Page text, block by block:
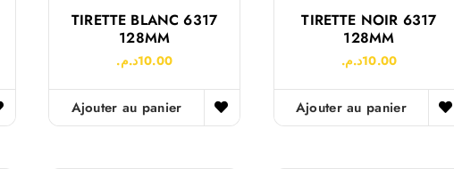
TIRETTE BLANC 6317
128MM
10.00د.م.
Ajouter au panier
TIRETTE NOIR 6317
128MM
10.00د.م.
Ajouter au panier